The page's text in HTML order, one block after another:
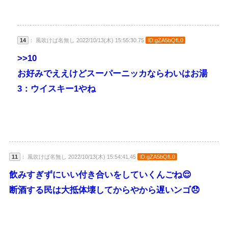
14 ： 風吹けば名無し 2022/10/13(木) 15:55:30.75 ID:gZA5bQfL0
>>10
お好みでええけどスーパーニッカならわいはお湯
3：ウイスキー1やね
11 ： 風吹けば名無し 2022/10/13(木) 15:54:41.45 ID:gZA5bQfL0
飲みすぎずにいい付き合いをしていくんごね😌
断酒する民は大抵体壊してからやから遅いンゴ😞